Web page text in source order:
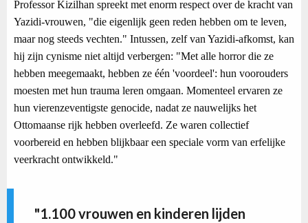
Professor Kizilhan spreekt met enorm respect over de kracht van
Yazidi-vrouwen, "die eigenlijk geen reden hebben om te leven,
maar nog steeds vechten." Intussen, zelf van Yazidi-afkomst, kan
hij zijn cynisme niet altijd verbergen: "Met alle horror die ze
hebben meegemaakt, hebben ze één 'voordeel': hun voorouders
moesten met hun trauma leren omgaan. Momenteel ervaren ze
hun vierenzeventigste genocide, nadat ze nauwelijks het
Ottomaanse rijk hebben overleefd. Ze waren collectief
voorbereid en hebben blijkbaar een speciale vorm van erfelijke
veerkracht ontwikkeld."
"1.100 vrouwen en kinderen lijden